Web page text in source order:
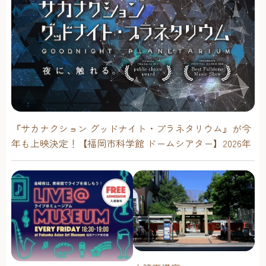
『サカナクション グッドナイト・プラネタリウム』が今
年も上映決定！【福岡市科学館 ドームシアター】2026年